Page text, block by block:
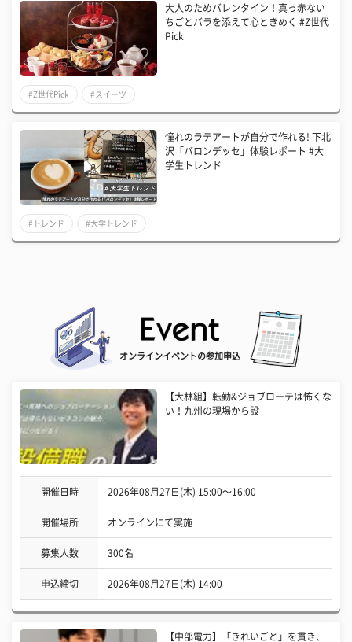
大人のためバレンタイン！真っ赤ない
ちごとバラを添えて心ときめく #Z世代
Pick
#Z世代Pick #スイーツ
憧れのラテアートが自分で作れる! 下北
沢「バロンデッセ」体験レポート #大
学生トレンド
#トレンド #大学トレンド
オンラインイベントの参加申込
【大林組】転勤&ジョブローテは怖くな
い！九州の現場から設
開催日時 2026年08月27日(木) 15:00〜16:00
開催場所 オンラインにて実施
募集人数 300名
申込締切 2026年08月27日(木) 14:00
【中部電力】「きれいごと」を貫き、